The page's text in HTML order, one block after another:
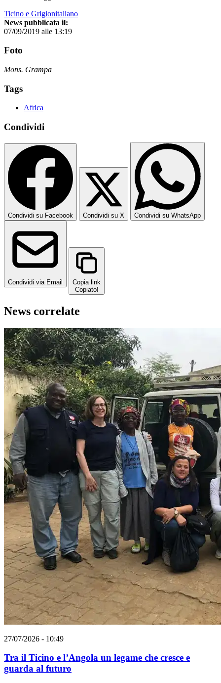
Ticino e Grigionitaliano
News pubblicata il:
07/09/2019 alle 13:19
Foto
Mons. Grampa
Tags
Africa
Condividi
Condividi su Facebook Condividi su X Condividi su WhatsApp
Condividi via Email
Copia link
Copiato!
News correlate
27/07/2026 - 10:49
Tra il Ticino e l’Angola un legame che cresce e
guarda al futuro